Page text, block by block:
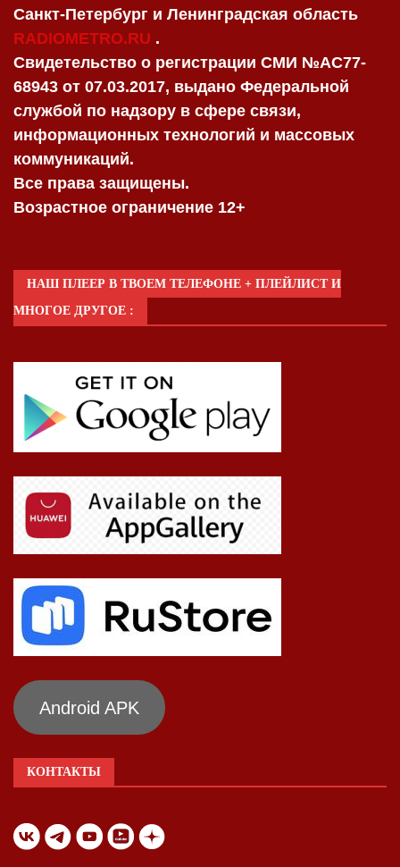
Санкт-Петербург и Ленинградская область
RADIOMETRO.RU .
Свидетельство о регистрации СМИ №AC77-
68943 от 07.03.2017, выдано Федеральной
службой по надзору в сфере связи,
информационных технологий и массовых
коммуникаций.
Все права защищены.
Возрастное ограничение 12+
НАШ ПЛЕЕР В ТВОЕМ ТЕЛЕФОНЕ + ПЛЕЙЛИСТ И
МНОГОЕ ДРУГОЕ :
Android APK
КОНТАКТЫ